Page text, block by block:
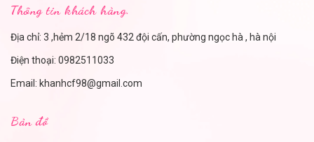
Thông tin khách hàng.
Địa chỉ: 3 ,hẻm 2/18 ngõ 432 đội cấn, phường ngọc hà , hà nội
Điện thoại: 0982511033
Email: khanhcf98@gmail.com
Bản đồ